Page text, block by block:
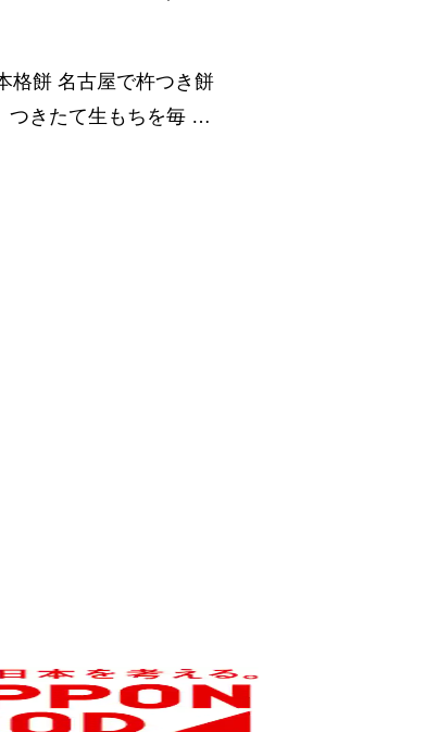
格餅 名古屋で杵つき餅
つきたて生もちを毎 …